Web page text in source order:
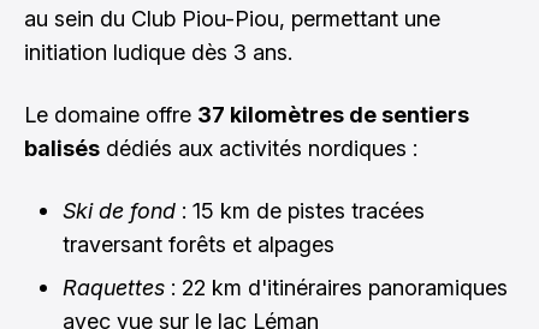
au sein du Club Piou-Piou, permettant une
initiation ludique dès 3 ans.
Le domaine offre 37 kilomètres de sentiers
balisés dédiés aux activités nordiques :
Ski de fond : 15 km de pistes tracées
traversant forêts et alpages
Raquettes : 22 km d'itinéraires panoramiques
avec vue sur le lac Léman